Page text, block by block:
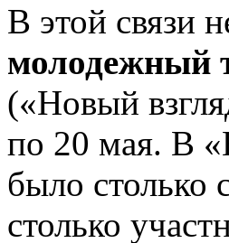
В этой связи
молодежный
(«Новый
по 20 мая. В
было столько
столько